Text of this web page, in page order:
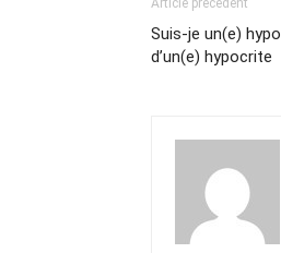
Article précédent
Suis-je un(e)
d’un(e) hypocrite